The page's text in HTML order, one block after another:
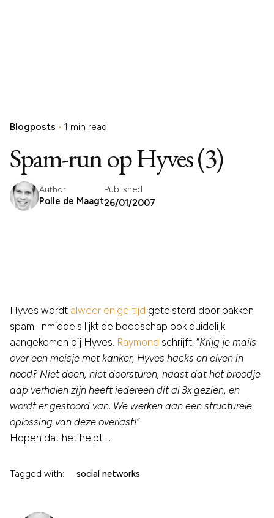
Blogposts 1 min read
Spam-run op Hyves (3)
Author
Polle de Maagt
Published
26/01/2007
Hyves wordt alweer enige tijd geteisterd door bakken
spam. Inmiddels lijkt de boodschap ook duidelijk
aangekomen bij Hyves. Raymond schrijft: “Krijg je mails
over een meisje met kanker, Hyves hacks en elven in
nood? Niet doen, niet doorsturen, naast dat het broodje
aap verhalen zijn heeft iedereen dit al 3x gezien, en
wordt er gestoord van. We werken aan een structurele
oplossing van deze overlast!”
Hopen dat het helpt …
Tagged with: social networks